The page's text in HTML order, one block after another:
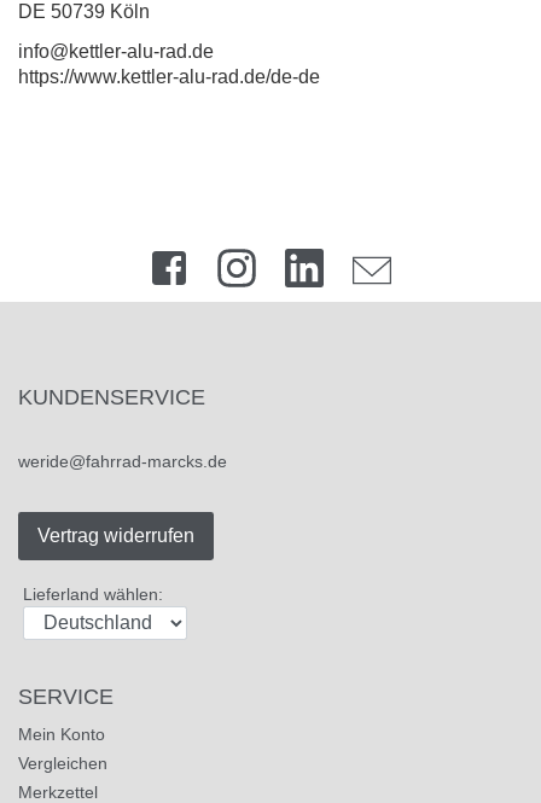
DE 50739 Köln
info@kettler-alu-rad.de
https://www.kettler-alu-rad.de/de-de
KUNDENSERVICE
weride@fahrrad-marcks.de
Vertrag widerrufen
Lieferland wählen:
SERVICE
Mein Konto
Vergleichen
Merkzettel